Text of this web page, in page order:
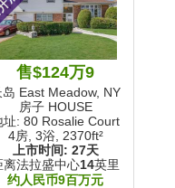
售$124万9
岛 East Meadow, NY
房子 HOUSE
址: 80 Rosalie Court
4房, 3浴, 2370ft²
上市时间: 27天
离法拉盛中心14英里
约人民币9百万元